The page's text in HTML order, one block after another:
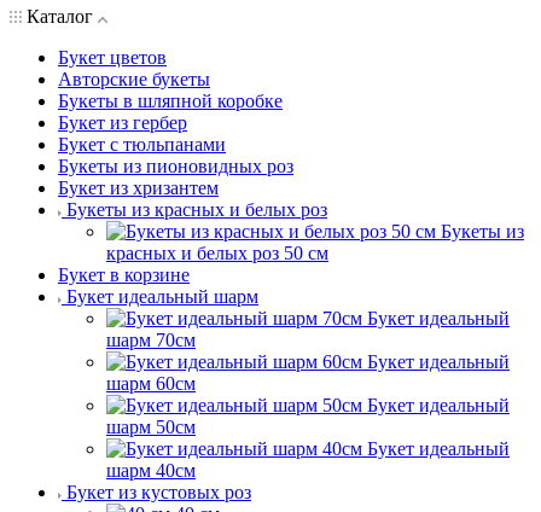
Каталог
Букет цветов
Авторские букеты
Букеты в шляпной коробке
Букет из гербер
Букет с тюльпанами
Букеты из пионовидных роз
Букет из хризантем
Букеты из красных и белых роз
Букеты из
красных и белых роз 50 см
Букет в корзине
Букет идеальный шарм
Букет идеальный
шарм 70см
Букет идеальный
шарм 60см
Букет идеальный
шарм 50см
Букет идеальный
шарм 40см
Букет из кустовых роз